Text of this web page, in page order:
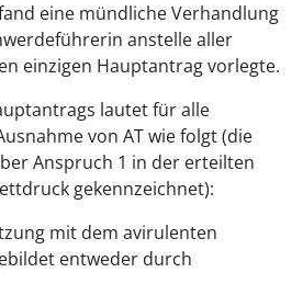
eine mündliche Verhandlung
anstelle aller
einzigen Hauptantrag vorlegte.
lautet für alle
von AT wie folgt (die
Anspruch 1 in der erteilten
gekennzeichnet):
mit dem avirulenten
entweder durch